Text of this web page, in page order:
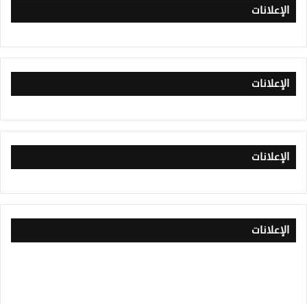
الإعلانات
الإعلانات
الإعلانات
الإعلانات